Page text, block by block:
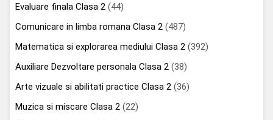
Evaluare finala Clasa 2 (44)
Comunicare in limba romana Clasa 2 (487)
Matematica si explorarea mediului Clasa 2 (392)
Auxiliare Dezvoltare personala Clasa 2 (38)
Arte vizuale si abilitati practice Clasa 2 (36)
Muzica si miscare Clasa 2 (22)